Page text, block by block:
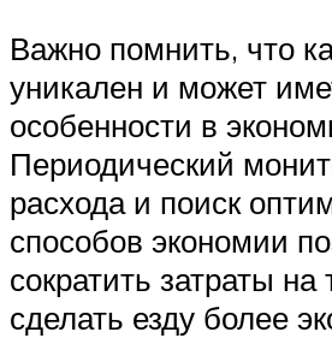
Важно помнить, что
уникален и может
особенности в
Периодический
расхода и поиск
способов экономии
сократить затраты на
сделать езду более